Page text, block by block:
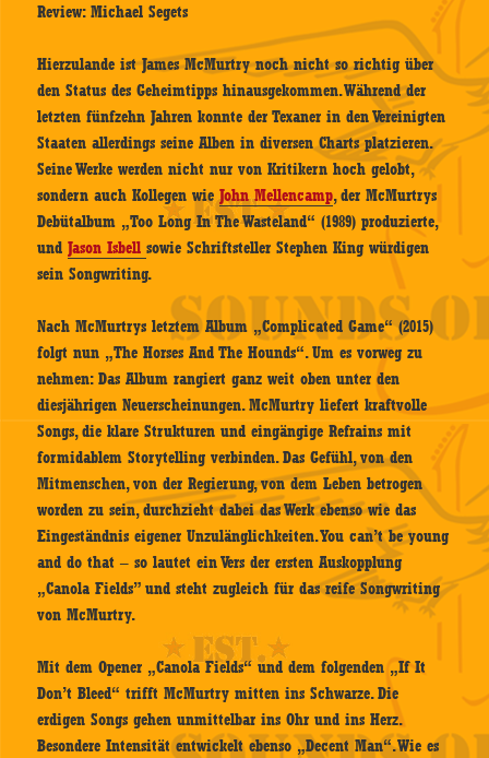
Review: Michael Segets
Hierzulande ist James McMurtry noch nicht so richtig über
den Status des Geheimtipps hinausgekommen. Während der
letzten fünfzehn Jahren konnte der Texaner in den Vereinigten
Staaten allerdings seine Alben in diversen Charts platzieren.
Seine Werke werden nicht nur von Kritikern hoch gelobt,
sondern auch Kollegen wieJohn Mellencamp, der McMurtrys
Debütalbum „Too Long In The Wasteland“ (1989) produzierte,
undJason Isbellsowie Schriftsteller Stephen King würdigen
sein Songwriting.
Nach McMurtrys letztem Album „Complicated Game“ (2015)
folgt nun „The Horses And The Hounds“. Um es vorweg zu
nehmen: Das Album rangiert ganz weit oben unter den
diesjährigen Neuerscheinungen. McMurtry liefert kraftvolle
Songs, die klare Strukturen und eingängige Refrains mit
formidablem Storytelling verbinden. Das Gefühl, von den
Mitmenschen, von der Regierung, von dem Leben betrogen
worden zu sein, durchzieht dabei das Werk ebenso wie das
Eingeständnis eigener Unzulänglichkeiten. You can’t be young
and do that – so lautet ein Vers der ersten Auskopplung
„Canola Fields” und steht zugleich für das reife Songwriting
von McMurtry.
Mit dem Opener „Canola Fields“ und dem folgenden „If It
Don’t Bleed“ trifft McMurtry mitten ins Schwarze. Die
erdigen Songs gehen unmittelbar ins Ohr und ins Herz.
Besondere Intensität entwickelt ebenso „Decent Man“. Wie es